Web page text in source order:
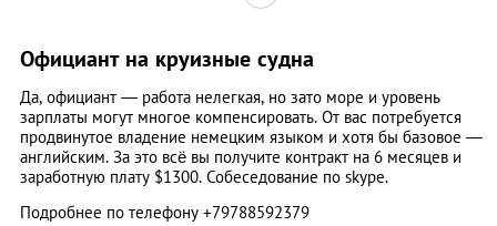
Официант на круизные судна
Да, официант — работа нелегкая, но зато море и уровень
зарплаты могут многое компенсировать. От вас потребуется
продвинутое владение немецким языком и хотя бы базовое —
английским. За это всё вы получите контракт на 6 месяцев и
заработную плату $1300. Собеседование по skype.
Подробнее по телефону +79788592379